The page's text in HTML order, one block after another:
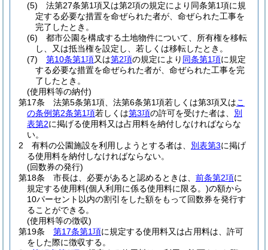
(5)
法第27条第1項又は第2項の規定により同条第1項に規
定する必要な措置を命ぜられた者が、命ぜられた工事を
完了したとき。
(6)
都市公園を構成する土地物件について、所有権を移転
し、又は抵当権を設定し、若しくは移転したとき。
(7)
第10条第1項又は第2項の規定により 同条第1項に規定
する必要な措置を命ぜられた者が、命ぜられた工事を完
了したとき。
(使用料等の納付)
第17条
法第5条第1項、法第6条第1項若しくは第3項又はこ
の条例第2条第1項若しくは第3項の許可を受けた者は、 別
表第2に掲げる使用料又は占用料を納付しなければならな
い。
2
有料の公園施設を利用しようとする者は、 別表第3に掲げ
る使用料を納付しなければならない。
(回数券の発行)
第18条
市長は、必要があると認めるときは、 前条第2項に
規定する使用料(個人利用に係る使用料に限る。)の額から
10パーセント以内の割引をした額をもって回数券を発行す
ることができる。
(使用料等の徴収)
第19条
第17条第1項に規定する使用料又は占用料は、許可
をした際に徴収する。